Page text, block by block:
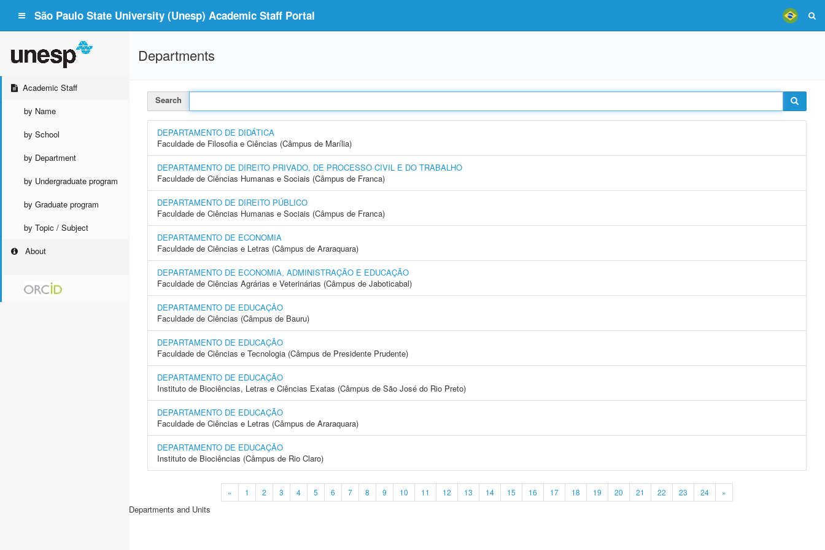
São Paulo State University (Unesp) Academic Staff Portal
Academic Staff
by Name
by School
by Department
by Undergraduate program
by Graduate program
by Topic / Subject
About
Departments
Search
DEPARTAMENTO DE DIDÁTICA
Faculdade de Filosofia e Ciências (Câmpus de Marília)
DEPARTAMENTO DE DIREITO PRIVADO, DE PROCESSO CIVIL E DO TRABALHO
Faculdade de Ciências Humanas e Sociais (Câmpus de Franca)
DEPARTAMENTO DE DIREITO PÚBLICO
Faculdade de Ciências Humanas e Sociais (Câmpus de Franca)
DEPARTAMENTO DE ECONOMIA
Faculdade de Ciências e Letras (Câmpus de Araraquara)
DEPARTAMENTO DE ECONOMIA, ADMINISTRAÇÃO E EDUCAÇÃO
Faculdade de Ciências Agrárias e Veterinárias (Câmpus de Jaboticabal)
DEPARTAMENTO DE EDUCAÇÃO
Faculdade de Ciências (Câmpus de Bauru)
DEPARTAMENTO DE EDUCAÇÃO
Faculdade de Ciências e Tecnologia (Câmpus de Presidente Prudente)
DEPARTAMENTO DE EDUCAÇÃO
Instituto de Biociências, Letras e Ciências Exatas (Câmpus de São José do Rio Preto)
DEPARTAMENTO DE EDUCAÇÃO
Faculdade de Ciências e Letras (Câmpus de Araraquara)
DEPARTAMENTO DE EDUCAÇÃO
Instituto de Biociências (Câmpus de Rio Claro)
« 1 2 3 4 5 6 7 8 9 10 11 12 13 14 15 16 17 18 19 20 21 22 23 24 »
Departments and Units